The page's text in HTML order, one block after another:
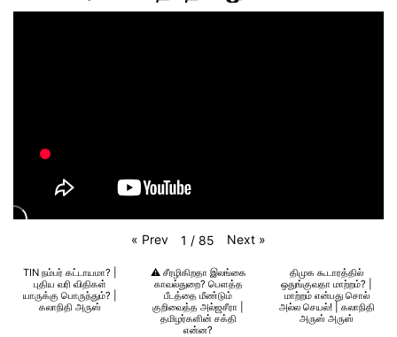
« Prev 1 / 85 Next »
TIN நம்பர் கட்டாயமா? |
புதிய வரி விதிகள்
யாருக்கு பொருந்தும்? |
கலாநிதி அருஸ்
⚠️ சீரழிகிறதா இலங்கை
காவல்துறை? பெளத்த
பீடத்தை மீண்டும்
குறிவைத்த அல்ஜசீரா |
தமிழர்களின் சக்தி
என்ன?
திமுக கூடாரத்தில்
ஒதுங்குவதா மாற்றம்? |
மாற்றம் என்பது சொல்
அல்ல செயல்! | கலாநிதி
அருஸ் அருஸ்